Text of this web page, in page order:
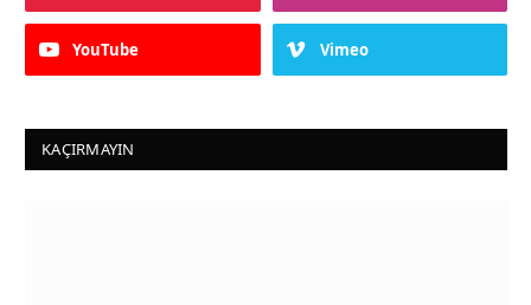
YouTube Vimeo
KAÇIRMAYIN